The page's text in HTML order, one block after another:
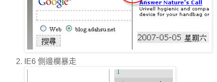
IE6 側邊欄暴走